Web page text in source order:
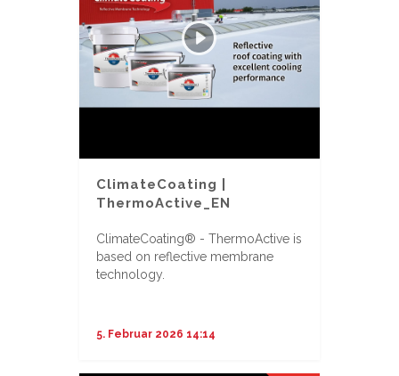
ClimateCoating |
ThermoActive_EN
ClimateCoating® - ThermoActive is
based on reflective membrane
technology.
5. Februar 2026 14:14